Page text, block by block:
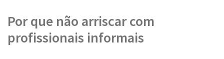
Por que não arriscar com
profissionais informais